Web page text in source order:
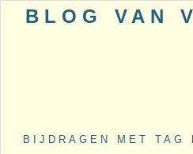
BLOG VAN
BIJDRAGEN MET TAG